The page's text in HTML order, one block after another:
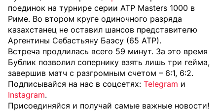
поединок на турнире серии ATP Masters 1000 в
Риме. Во втором круге одиночного разряда
казахстанец не оставил шансов представителю
Аргентины Себастьяну Баэсу (65 АТР).
Встреча продлилась всего 59 минут. За это время
Бублик позволил сопернику взять лишь три гейма,
завершив матч с разгромным счетом – 6:1, 6:2.
Подписывайся на нас в соцсетях: Telegram и
Instagram.
Присоединяйся и получай самые важные новости!